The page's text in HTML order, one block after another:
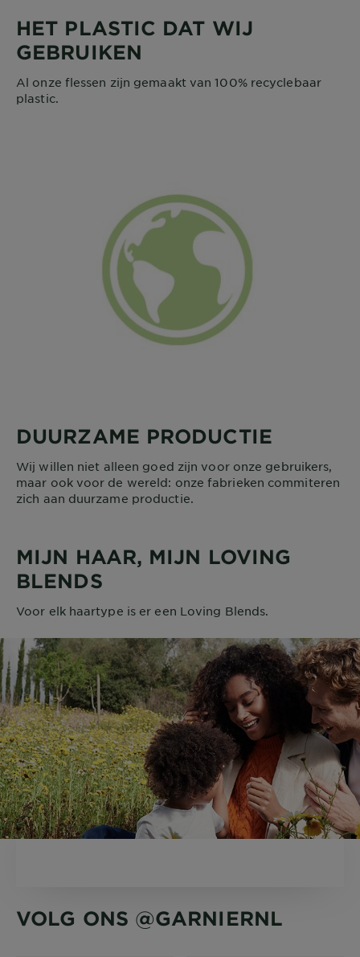
HET PLASTIC DAT WIJ
GEBRUIKEN
Al onze flessen zijn gemaakt van 100% recyclebaar
plastic.
DUURZAME PRODUCTIE
Wij willen niet alleen goed zijn voor onze gebruikers,
maar ook voor de wereld: onze fabrieken commiteren
zich aan duurzame productie.
MIJN HAAR, MIJN LOVING
BLENDS
Voor elk haartype is er een Loving Blends.
VOLG ONS @GARNIERNL